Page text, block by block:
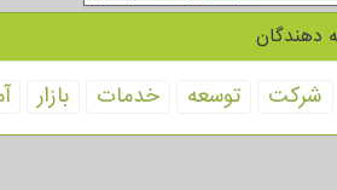
دهندگان
شركت توسعه خدمات بازار